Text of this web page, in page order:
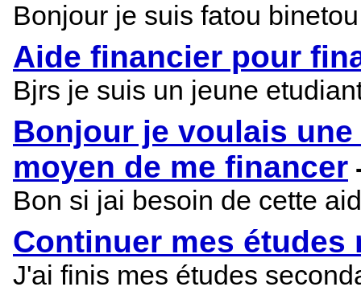
Bonjour je suis fatou
Aide financier pour
Bjrs je suis un jeune
Bonjour je voulais
moyen de me financer
Bon si jai besoin de cette
Continuer mes études
J'ai finis mes études